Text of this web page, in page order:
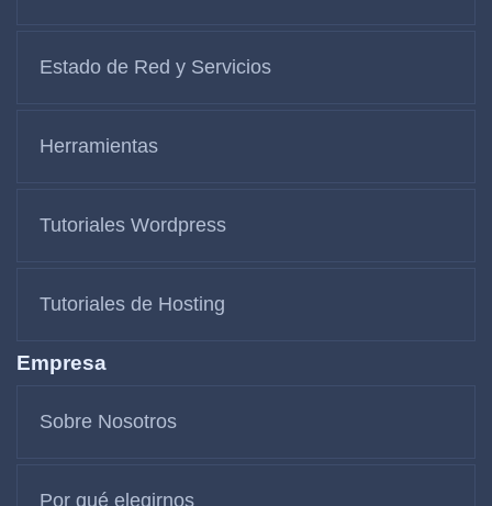
Estado de Red y Servicios
Herramientas
Tutoriales Wordpress
Tutoriales de Hosting
Empresa
Sobre Nosotros
Por qué elegirnos